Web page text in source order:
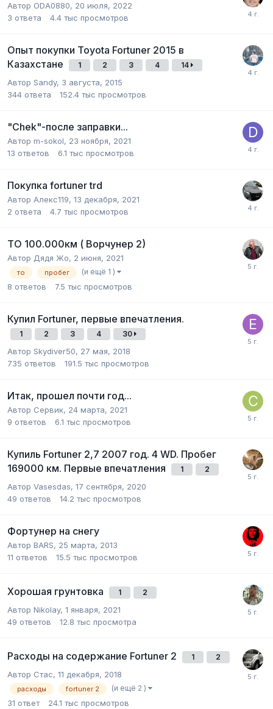
Автор ODA0880, 20 июля, 2022
3 ответа 4.4 тыс просмотров
Опыт покупки Toyota Fortuner 2015 в
Казахстане
1 2 3 4 14
Автор Sandy, 3 августа, 2015
344 ответа 152.4 тыс просмотров
"Chek"-после заправки...
Автор m-sokol, 23 ноября, 2021
13 ответов 6.1 тыс просмотров
Покупка fortuner trd
Автор Алекс119, 13 декабря, 2021
2 ответа 4.7 тыс просмотров
ТО 100.000км ( Ворчунер 2)
Автор Дядя Жо, 2 июня, 2021
то пробег (и ещё 1 )
8 ответов 7.5 тыс просмотров
Купил Fortuner, первые впечатления.
1 2 3 4 30
Автор Skydiver50, 27 мая, 2018
735 ответов 191.5 тыс просмотров
Итак, прошел почти год...
Автор Сервик, 24 марта, 2021
9 ответов 6.1 тыс просмотров
Купиль Fortuner 2,7 2007 год. 4 WD. Пробег
169000 км. Первые впечатления
1 2
Автор Vasesdas, 17 сентября, 2020
49 ответов 14.2 тыс просмотров
Фортунер на снегу
Автор BARS, 25 марта, 2013
11 ответов 15.5 тыс просмотров
Хорошая грунтовка 1 2
Автор Nikolay, 1 января, 2021
49 ответов 12.8 тыс просмотра
Расходы на содержание Fortuner 2 1 2
Автор Стас, 11 декабря, 2018
расходы fortuner 2 (и ещё 2 )
31 ответ 24.1 тыс просмотров